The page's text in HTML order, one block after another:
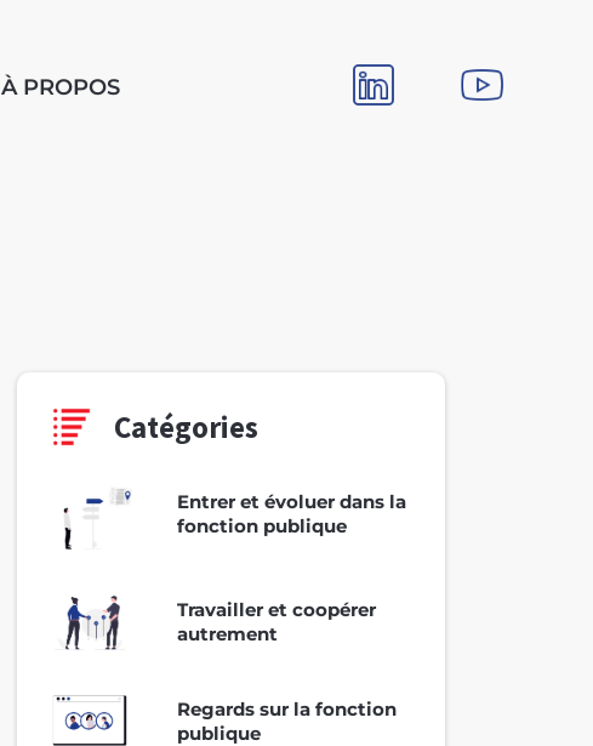
À PROPOS
Catégories
Entrer et évoluer dans la
fonction publique
Travailler et coopérer
autrement
Regards sur la fonction
publique